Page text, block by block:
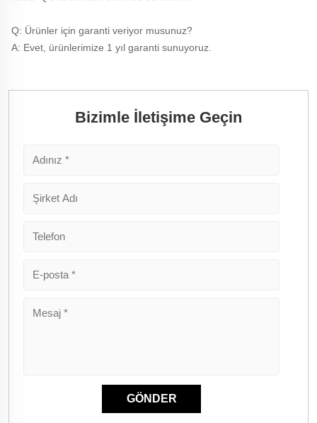
Q: Ürünler için garanti veriyor musunuz?
A: Evet, ürünlerimize 1 yıl garanti sunuyoruz.
Bizimle İletişime Geçin